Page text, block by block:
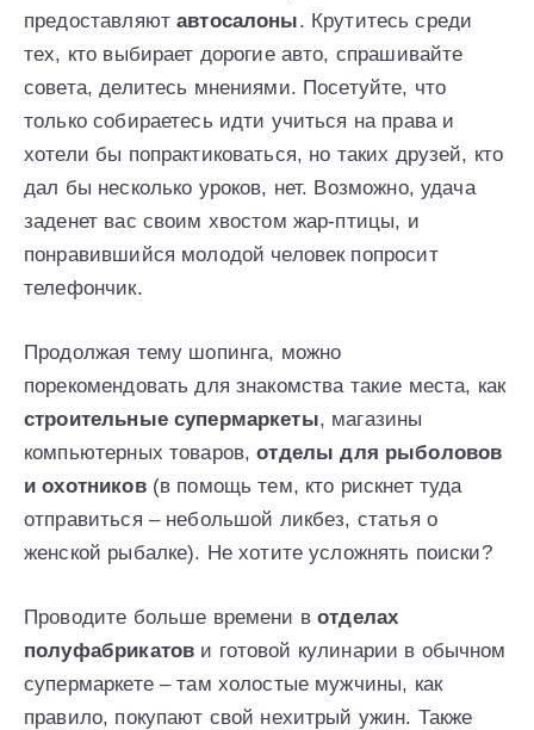
предоставляютавтосалоны. Крутитесь среди
тех, кто выбирает дорогие авто, спрашивайте
совета, делитесь мнениями. Посетуйте, что
только собираетесь идти учиться на права и
хотели бы попрактиковаться, но таких друзей, кто
дал бы несколько уроков, нет. Возможно, удача
заденет вас своим хвостом жар-птицы, и
понравившийся молодой человек попросит
телефончик.
Продолжая тему шопинга, можно
порекомендовать для знакомства такие места, как
строительные супермаркеты, магазины
компьютерных товаров,отделы для рыболовов
и охотников(в помощь тем, кто рискнет туда
отправиться – небольшой ликбез, статья о
женской рыбалке). Не хотите усложнять поиски?
Проводите больше времени вотделах
полуфабрикатов и готовой кулинарии в обычном
супермаркете – там холостые мужчины, как
правило, покупают свой нехитрый ужин. Также